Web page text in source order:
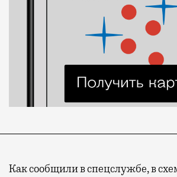
Как сообщили в спецслужбе, в